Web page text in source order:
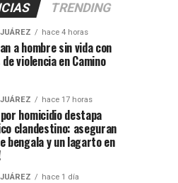
TRENDING
hace 4 horas
a hombre sin vida con
violencia en Camino
hace 17 horas
por homicidio destapa
clandestino: aseguran
bengala y un lagarto en
hace 1 día